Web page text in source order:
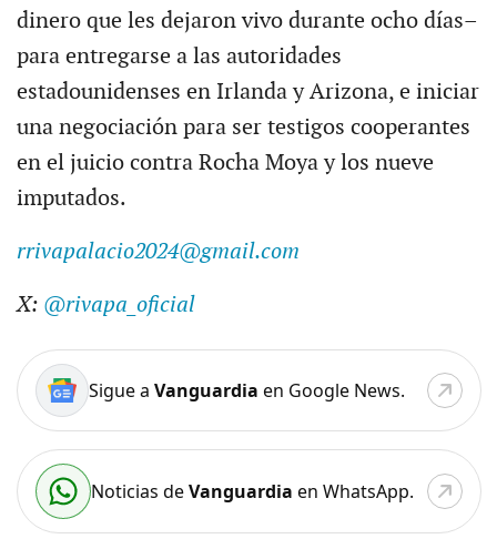
dinero que les dejaron vivo durante ocho días–
para entregarse a las autoridades
estadounidenses en Irlanda y Arizona, e iniciar
una negociación para ser testigos cooperantes
en el juicio contra Rocha Moya y los nueve
imputados.
rrivapalacio2024@gmail.com
X: @rivapa_oficial
Sigue a Vanguardia en Google News.
Noticias deVanguardia en WhatsApp.